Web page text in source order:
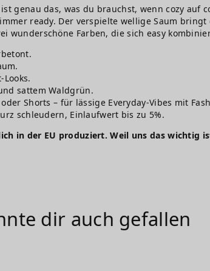
genau das, was du brauchst, wenn cozy auf
ready. Der verspielte wellige Saum
wunderschöne Farben, die sich easy
sattem Waldgrün.
Shorts – für lässige Everyday-Vibes mit
schleudern, Einlaufwert bis zu 5%.
in der EU produziert. Weil uns das wichtig
dir auch gefallen